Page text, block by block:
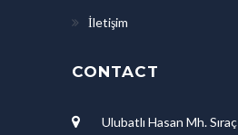
İletişim
CONTACT
Ulubatlı Hasan Mh.